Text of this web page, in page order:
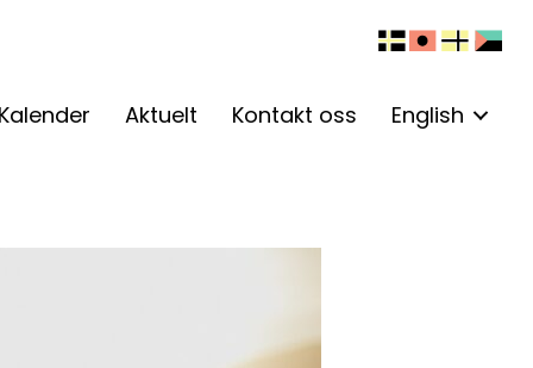
Kalender Aktuelt Kontakt oss English